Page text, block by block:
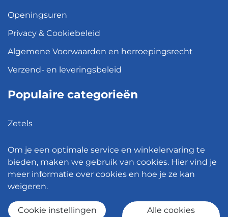
Openingsuren
Privacy & Cookiebeleid
Algemene Voorwaarden en herroepingsrecht
Verzend- en leveringsbeleid
Populaire categorieën
Zetels
Hanglampen
Bureaustoelen
Om je een optimale service en winkelervaring te
bieden, maken we gebruik van cookies. Hier vind je
meer informatie over cookies en hoe je ze kan
weigeren.
Cookie instellingen Alle cookies